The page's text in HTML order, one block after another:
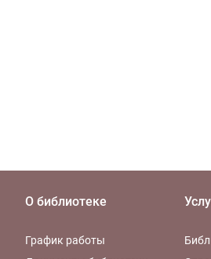
О библиотеке
График работы